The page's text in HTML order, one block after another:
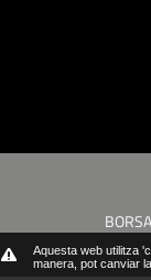
Aquesta web utilitza
manera, pot canviar